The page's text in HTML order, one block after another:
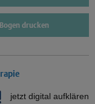
Bogen drucken
jetzt digital aufklären